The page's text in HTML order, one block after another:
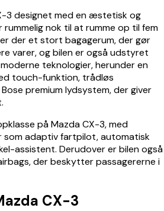
3 designet med en æstetisk og
rummelig nok til at rumme op til fem
der et stort bagagerum, der gør
varer, og bilen er også udstyret
teknologier, herunder en
touch-funktion, trådløs
premium lydsystem, der giver
på Mazda CX-3, med
som adaptiv fartpilot, automatisk
assistent. Derudover er bilen også
der beskytter passagererne i
CX-3